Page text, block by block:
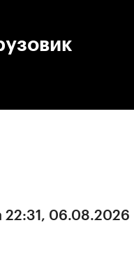
22:31, 06.08.2026